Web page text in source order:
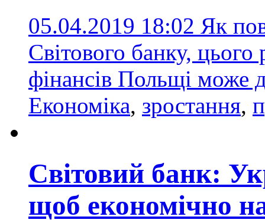
05.04.2019 18:02 Як
Світового банку,
фінансів Польщі може
Економіка, зростання,
Світовий банк:
щоб економічно